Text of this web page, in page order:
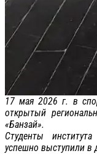
17 мая 2026 г. в
открытый
«Банзай».
Студенты
успешно выступили в